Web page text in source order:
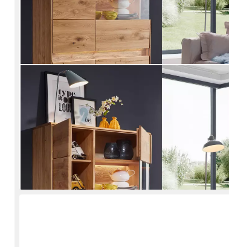
WOODROOM
Vitrine Valbona Wildeiche massiv geölt, Glaselement
1.399,00 €
lieferbar in 3 Wochen